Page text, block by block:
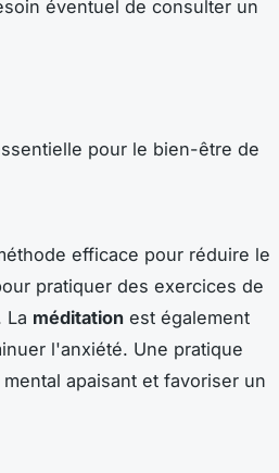
éventuel de consulter un
pour le bien-être de
efficace pour réduire le
pratiquer des exercices de
La méditation est également
l'anxiété. Une pratique
apaisant et favoriser un